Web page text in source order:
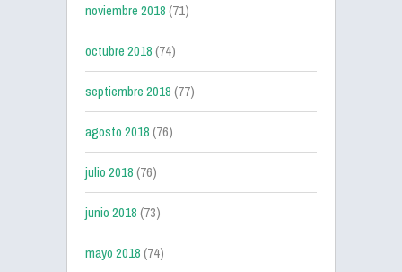
noviembre 2018(71)
octubre 2018(74)
septiembre 2018(77)
agosto 2018(76)
julio 2018(76)
junio 2018(73)
mayo 2018(74)